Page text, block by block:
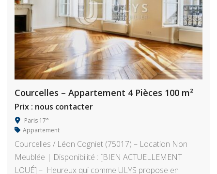
Courcelles – Appartement 4 Pièces 100 m²
Prix : nous contacter
Paris 17°
Appartement
Courcelles / Léon Cogniet (75017) – Location Non
Meublée | Disponibilité : [BIEN ACTUELLEMENT
LOUÉ] – Heureux qui comme ULYS propose en